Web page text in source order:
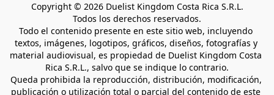
Copyright © 2026 Duelist Kingdom Costa Rica S.R.L.
Todos los derechos reservados.
Todo el contenido presente en este sitio web, incluyendo
textos, imágenes, logotipos, gráficos, diseños, fotografías y
material audiovisual, es propiedad de Duelist Kingdom Costa
Rica S.R.L., salvo que se indique lo contrario.
Queda prohibida la reproducción, distribución, modificación,
publicación o utilización total o parcial del contenido de este